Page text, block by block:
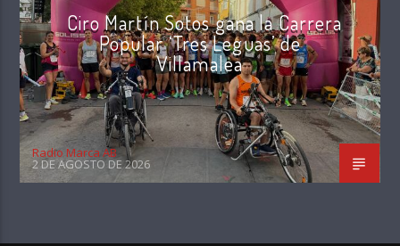
Ciro Martín Sotos gana la Carrera
Popular ‘Tres Leguas’ de
Villamalea
Radio Marca AB
2 DE AGOSTO DE 2026